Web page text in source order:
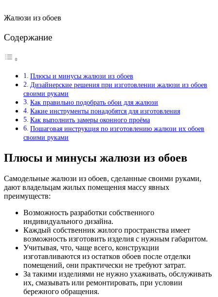
Жалюзи из обоев
Содержание
Плюсы и минусы жалюзи из обоев
Дизайнерские решения при изготовлении жалюзи из обоев
своими руками
Как правильно подобрать обои для жалюзи
Какие инструменты понадобятся для изготовления
Как выполнить замеры оконного проёма
Пошаговая инструкция по изготовлению жалюзи их обоев
своими руками
Плюсы и минусы жалюзи из обоев
Самодельные жалюзи из обоев, сделанные своими руками,
дают владельцам жилых помещения массу явных
преимуществ:
Возможность разработки собственного
индивидуального дизайна.
Каждый собственник жилого пространства имеет
возможность изготовить изделия с нужным габаритом.
Учитывая, что, чаще всего, конструкции
изготавливаются из остатков обоев после отделки
помещений, они практически не требуют затрат.
За такими изделиями не нужно ухаживать, обслуживать
их, смазывать или ремонтировать, при условии
бережного обращения.